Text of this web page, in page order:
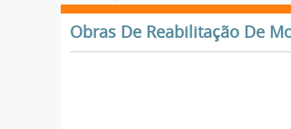
Obras De Reabilitação De